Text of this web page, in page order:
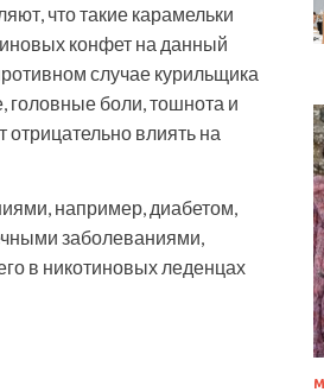
что такие карамельки
конфет на данный
случае курильщика
головные боли, тошнота и
отрицательно влиять на
например, диабетом,
заболеваниями,
в никотиновых леденцах